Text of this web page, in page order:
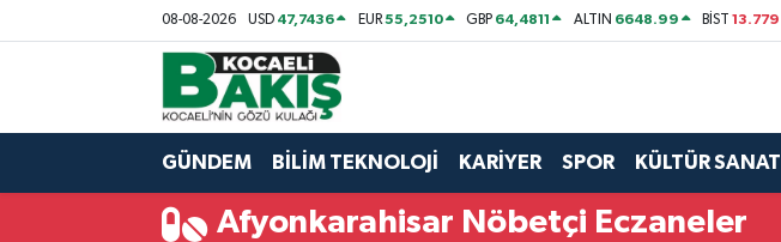
08-08-2026 USD 47,7436 EUR55,2510 GBP 64,4811 ALTIN 6648.99 BİST13.779
GÜNDEM BİLİM TEKNOLOJİ KARİYER SPOR KÜLTÜR SANAT
Afyonkarahisar Nöbetçi Eczaneler
Kocaeli Nöbetçi Eczaneler
Kocaeli Hava Durumu
Kocaeli Trafik Yoğunluk Haritası